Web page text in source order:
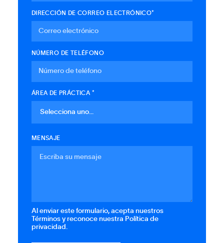
DIRECCIÓN DE CORREO ELECTRÓNICO*
NÚMERO DE TELÉFONO
ÁREA DE PRÁCTICA *
MENSAJE
Al enviar este formulario, acepta nuestros
Términos y reconoce nuestra Política de
privacidad.